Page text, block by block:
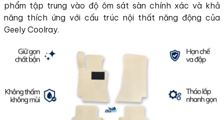
phẩm tập trung vào độ ôm sát sàn chính xác và khả
năng thích ứng với cấu trúc nội thất năng động của
Geely Coolray.